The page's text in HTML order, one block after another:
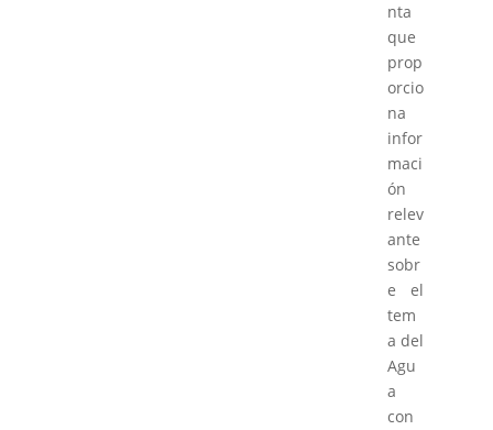
nta
que
prop
orcio
na
infor
maci
ón
relev
ante
sobr
e el
tem
a del
Agu
a
con